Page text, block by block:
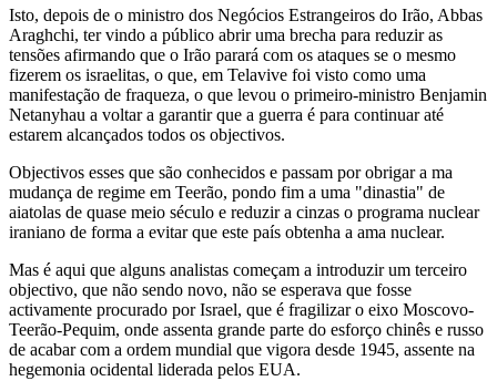
Isto, depois de o ministro dos Negócios Estrangeiros do Irão, Abbas
Araghchi, ter vindo a público abrir uma brecha para reduzir as
tensões afirmando que o Irão parará com os ataques se o mesmo
fizerem os israelitas, o que, em Telavive foi visto como uma
manifestação de fraqueza, o que levou o primeiro-ministro Benjamin
Netanyhau a voltar a garantir que a guerra é para continuar até
estarem alcançados todos os objectivos.
Objectivos esses que são conhecidos e passam por obrigar a ma
mudança de regime em Teerão, pondo fim a uma "dinastia" de
aiatolas de quase meio século e reduzir a cinzas o programa nuclear
iraniano de forma a evitar que este país obtenha a ama nuclear.
Mas é aqui que alguns analistas começam a introduzir um terceiro
objectivo, que não sendo novo, não se esperava que fosse
activamente procurado por Israel, que é fragilizar o eixo Moscovo-
Teerão-Pequim, onde assenta grande parte do esforço chinês e russo
de acabar com a ordem mundial que vigora desde 1945, assente na
hegemonia ocidental liderada pelos EUA.